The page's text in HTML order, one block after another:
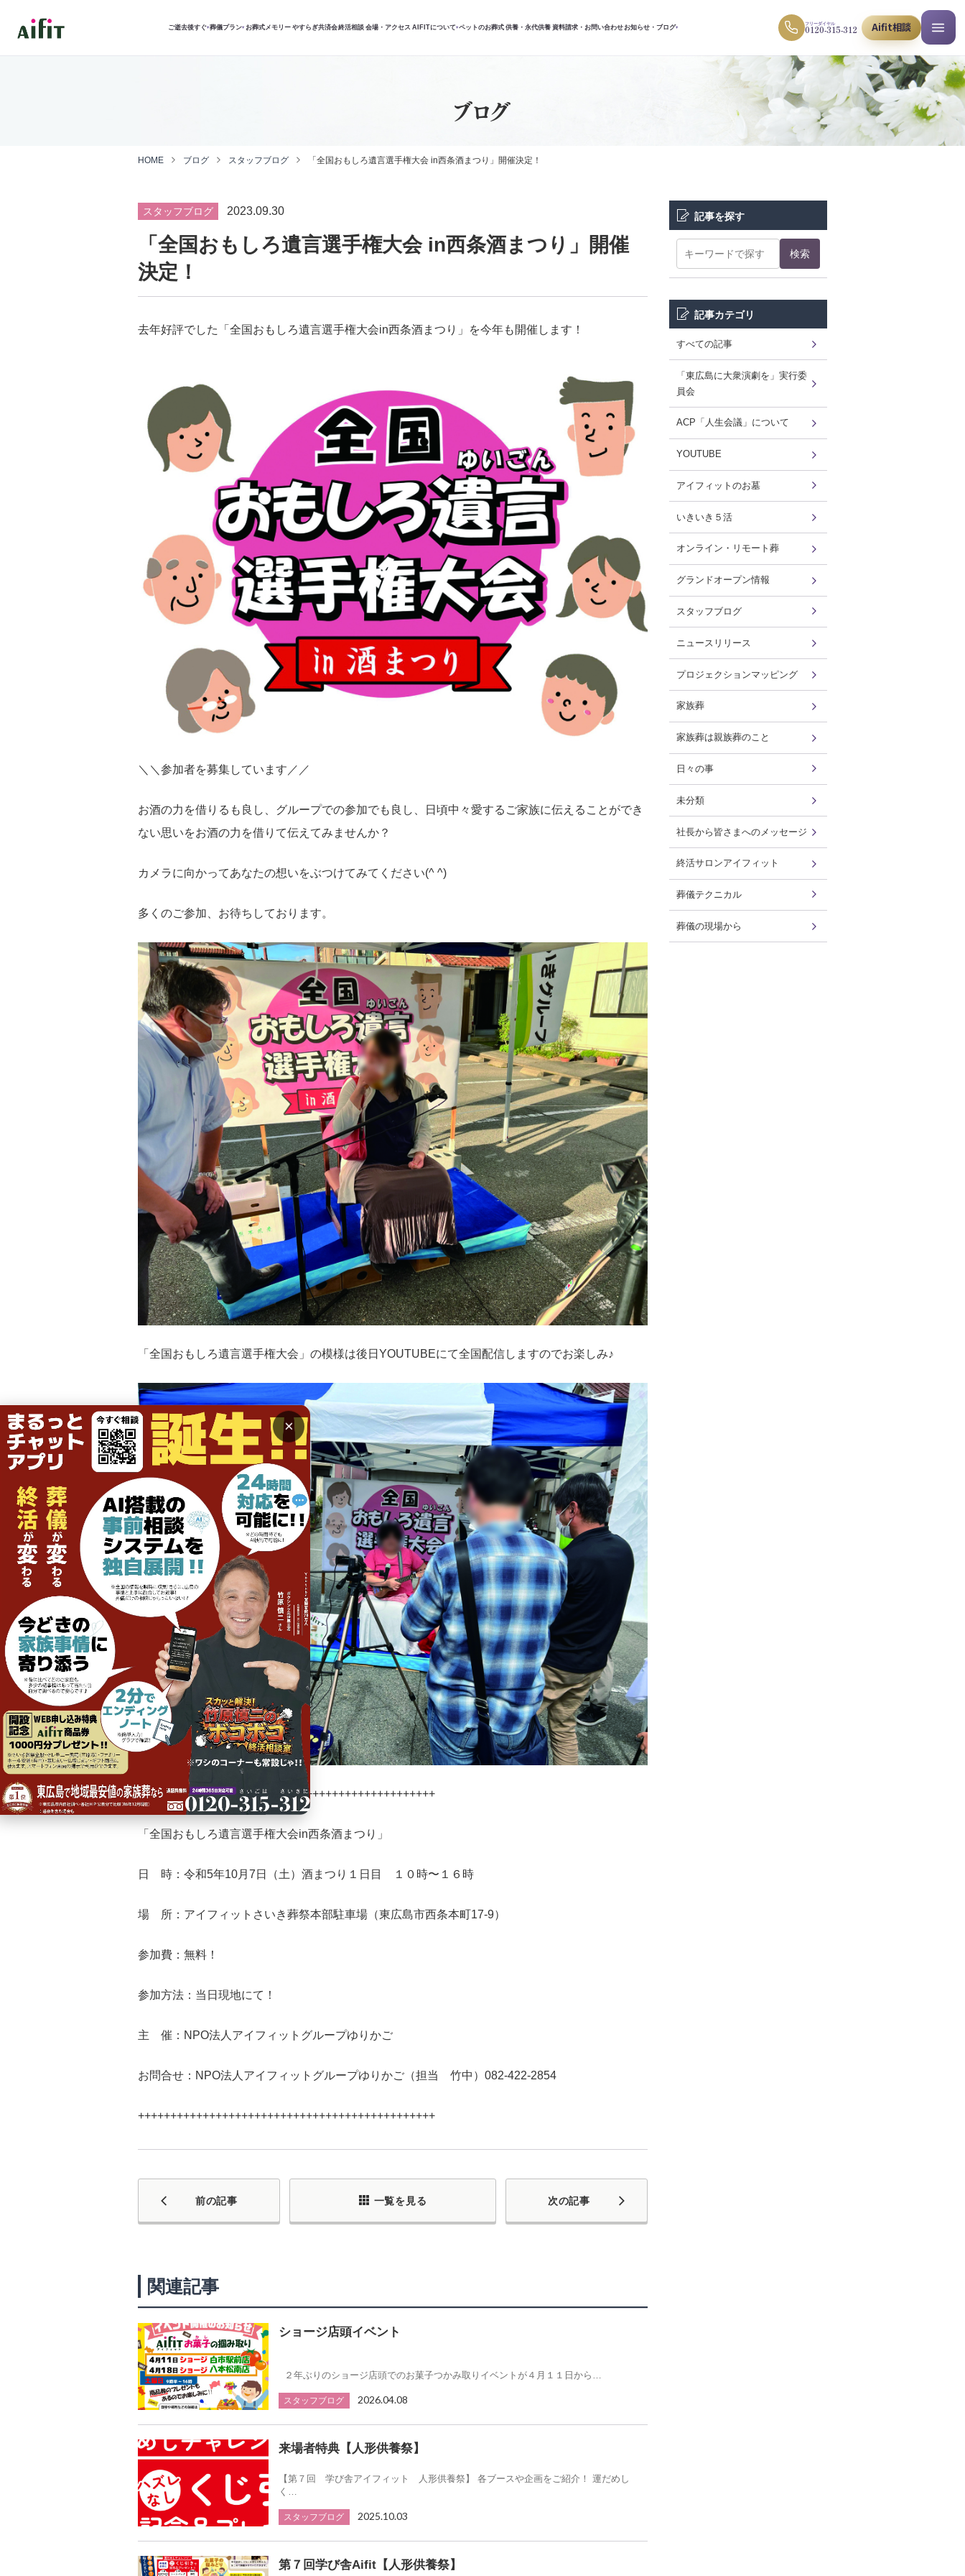
ご逝去後すぐ▾ 葬儀プラン▾ お葬式メモリー やすらぎ共済会終活相談 会場・アクセス AIFITについて▾ ペットのお葬式 供養・永代供養 資料請求・お問い合わせお知らせ・ブログ▾
フリーダイヤル
0120-315-312 Aifit相談
ブログ
HOME ブログ スタッフブログ 「全国おもしろ遺言選手権大会 in西条酒まつり」開催決定！
スタッフブログ 2023.09.30
「全国おもしろ遺言選手権大会 in西条酒まつり」開催
決定！
去年好評でした「全国おもしろ遺言選手権大会in西条酒まつり」を今年も開催します！
＼＼参加者を募集しています／／
お酒の力を借りるも良し、グループでの参加でも良し、日頃中々愛するご家族に伝えることができ
ない思いをお酒の力を借りて伝えてみませんか？
カメラに向かってあなたの想いをぶつけてみてください(^ ^)
多くのご参加、お待ちしております。
「全国おもしろ遺言選手権大会」の模様は後日YOUTUBEにて全国配信しますのでお楽しみ♪
++++++++++++++++++++++++++++++++++++++++++++++
「全国おもしろ遺言選手権大会in西条酒まつり」
日 時：令和5年10月7日（土）酒まつり１日目 １０時〜１６時
場 所：アイフィットさいき葬祭本部駐車場（東広島市西条本町17-9）
参加費：無料！
参加方法：当日現地にて！
主 催：NPO法人アイフィットグループゆりかご
お問合せ：NPO法人アイフィットグループゆりかご（担当 竹中）082-422-2854
++++++++++++++++++++++++++++++++++++++++++++++
前の記事 次の記事
一覧を見る
関連記事
ショージ店頭イベント
２年ぶりのショージ店頭でのお菓子つかみ取りイベントが４月１１日から…
スタッフブログ 2026.04.08
来場者特典【人形供養祭】
【第７回 学び舎アイフィット 人形供養祭】 各ブースや企画をご紹介！ 運だめし
く…
スタッフブログ 2025.10.03
第７回学び舎Aifit【人形供養祭】
記事を探す
検索
記事カテゴリ
すべての記事
「東広島に大衆演劇を」実行委
員会
ACP「人生会議」について
YOUTUBE
アイフィットのお墓
いきいき５活
オンライン・リモート葬
グランドオープン情報
スタッフブログ
ニュースリリース
プロジェクションマッピング
家族葬
家族葬は親族葬のこと
日々の事
未分類
社長から皆さまへのメッセージ
終活サロンアイフィット
葬儀テクニカル
葬儀の現場から
×